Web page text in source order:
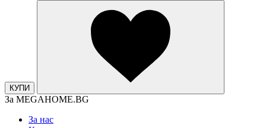
КУПИ
За MEGAHOME.BG
За нас